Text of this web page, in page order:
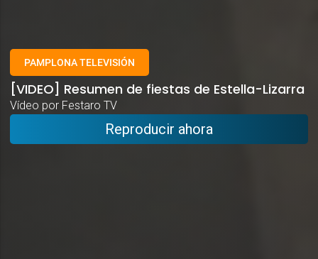
PAMPLONA TELEVISIÓN
[VIDEO] Resumen de fiestas de Estella-Lizarra
Vídeo por Festaro TV
Reproducir ahora